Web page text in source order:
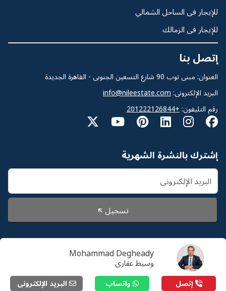
Mohammad Degheady
وسيط عقارى
إتصل واتساب البريد الإلكترونى
للإيجار فى الساحل الشمالي
للإيجار فى الزمالك
إتصل بنا
العنوان: مبنى توب 90 شارع التسعين الجنوبى - القاهرة الجديدة
البريد الإلكترونى: info@nileestate.com
رقم التليفون: +201222126844
إشترك بالنشرة الشهرية
تسجيل
© 2026 Nileestate. جميع الحقوق محفوظة لشركة نايل
استيت
سياسة الخصوصية